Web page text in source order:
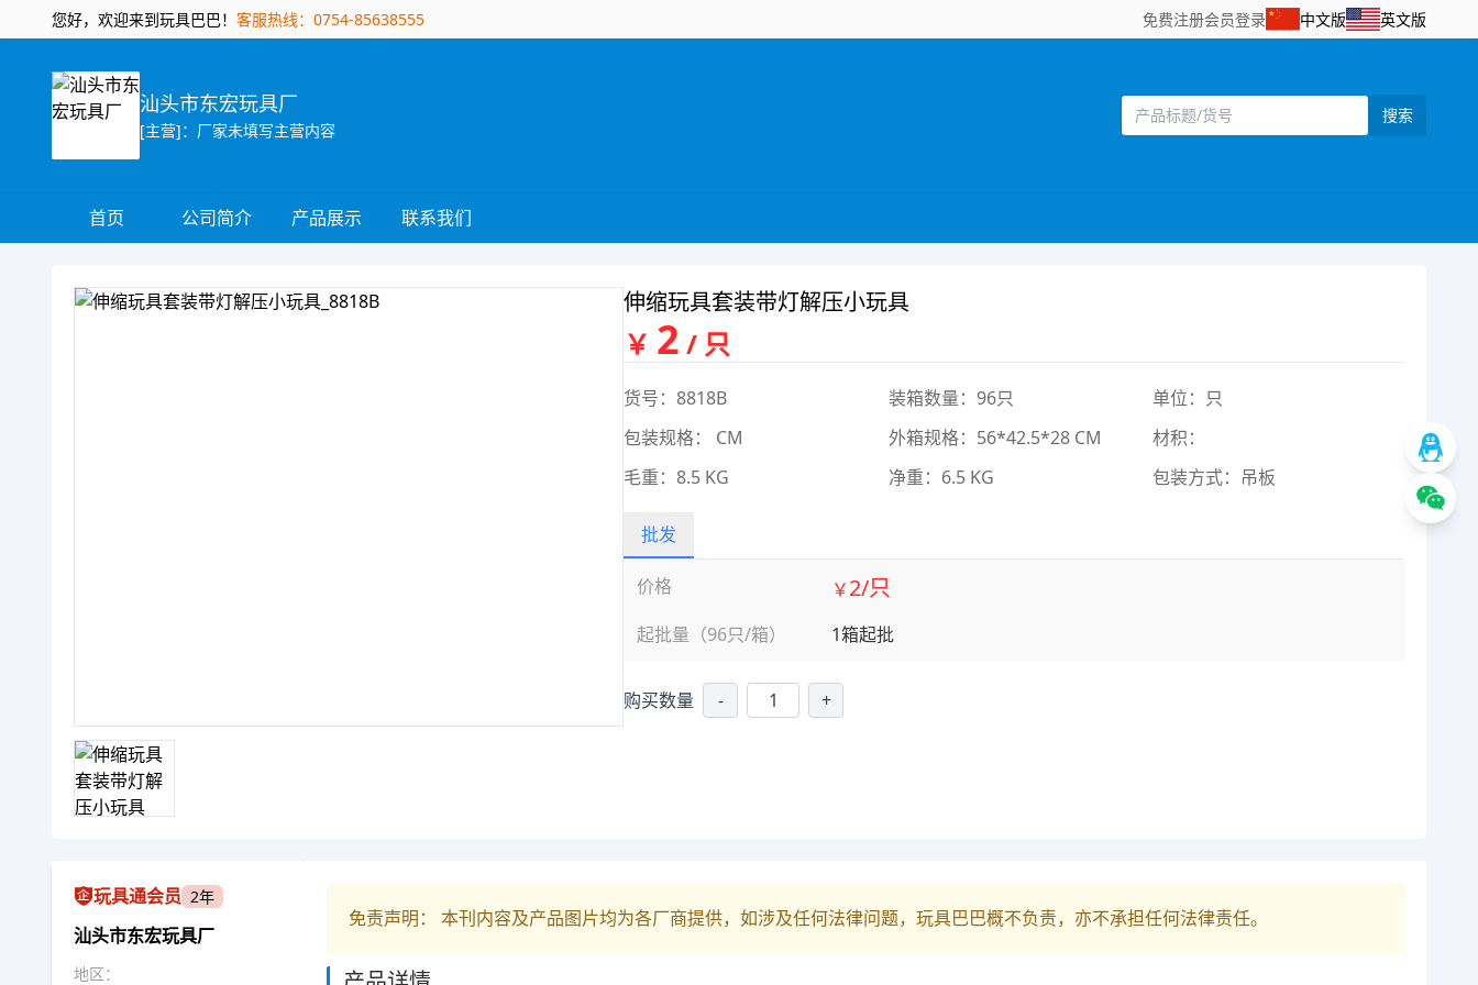
您好，欢迎来到玩具巴巴！ 客服热线：0754-85638555 免费注册会员登录 中文版 英文版
汕头市东宏玩具厂
[主营]：厂家未填写主营内容
搜索
首页 公司简介 产品展示 联系我们
伸缩玩具套装带灯解压小玩具
￥ 2 / 只
货号：8818B 装箱数量：96只
单位：只
包装规格： CM
外箱规格：56*42.5*28 CM
材积：
毛重：8.5 KG
净重：6.5 KG 包装方式：吊板
批发
价格
起批量（96只/箱）
￥2/只
1箱起批
购买数量 - +
玩具通会员 2年
汕头市东宏玩具厂
地区：
免责声明： 本刊内容及产品图片均为各厂商提供，如涉及任何法律问题，玩具巴巴概不负责，亦不承担任何法律责任。